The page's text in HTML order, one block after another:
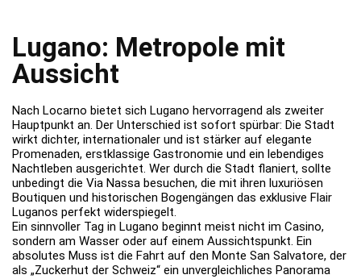
Lugano: Metropole mit
Aussicht
Nach Locarno bietet sich Lugano hervorragend als zweiter
Hauptpunkt an. Der Unterschied ist sofort spürbar: Die Stadt
wirkt dichter, internationaler und ist stärker auf elegante
Promenaden, erstklassige Gastronomie und ein lebendiges
Nachtleben ausgerichtet. Wer durch die Stadt flaniert, sollte
unbedingt die Via Nassa besuchen, die mit ihren luxuriösen
Boutiquen und historischen Bogengängen das exklusive Flair
Luganos perfekt widerspiegelt.
Ein sinnvoller Tag in Lugano beginnt meist nicht im Casino,
sondern am Wasser oder auf einem Aussichtspunkt. Ein
absolutes Muss ist die Fahrt auf den Monte San Salvatore, der
als „Zuckerhut der Schweiz“ ein unvergleichliches Panorama